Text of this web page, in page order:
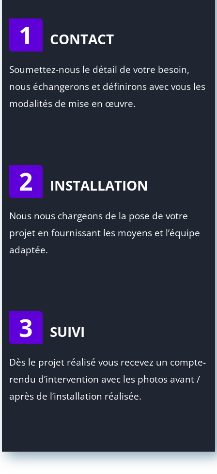
1 CONTACT
Soumettez-nous le détail de votre besoin,
nous échangerons et définirons avec vous les
modalités de mise en œuvre.
2 INSTALLATION
Nous nous chargeons de la pose de votre
projet en fournissant les moyens et l’équipe
adaptée.
3 SUIVI
Dès le projet réalisé vous recevez un compte-
rendu d’intervention avec les photos avant /
après de l’installation réalisée.